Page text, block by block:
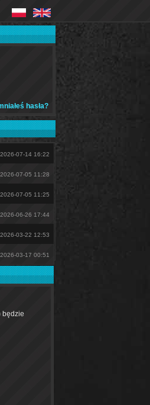
hasła?
07-14 16:22
07-05 11:28
07-05 11:25
06-26 17:44
03-22 12:53
03-17 00:51
będzie